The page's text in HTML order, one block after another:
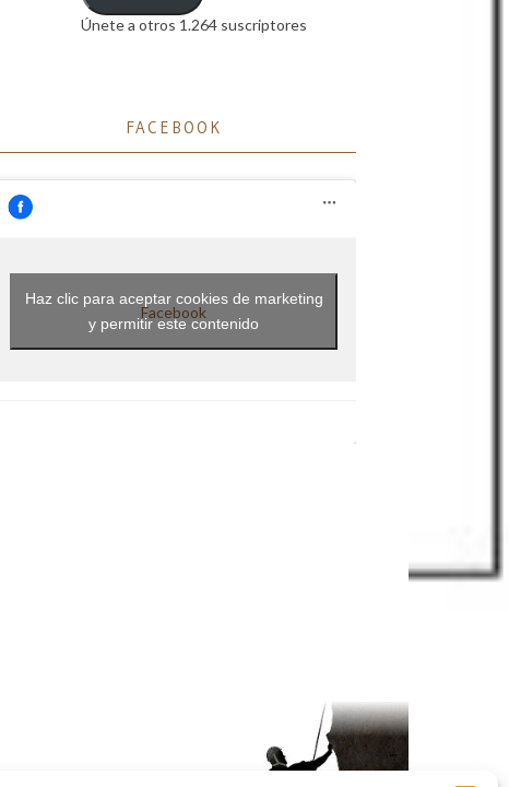
Únete a otros 1.264 suscriptores
FACEBOOK
Facebook
Haz clic para aceptar cookies de marketing
y permitir este contenido